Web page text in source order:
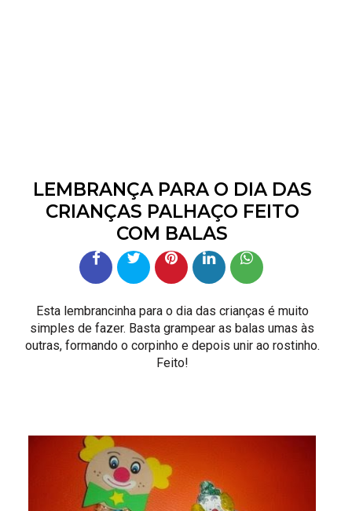
LEMBRANÇA PARA O DIA DAS
CRIANÇAS PALHAÇO FEITO
COM BALAS
Esta lembrancinha para o dia das crianças é muito
simples de fazer. Basta grampear as balas umas às
outras, formando o corpinho e depois unir ao rostinho.
Feito!